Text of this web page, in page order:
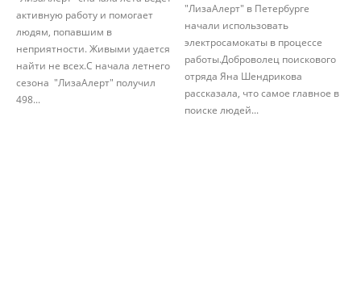
активную работу и помогает
людям, попавшим в
неприятности. Живыми удается
найти не всех.С начала летнего
сезона "ЛизаАлерт" получил
498...
"ЛизаАлерт" в Петербурге
начали использовать
электросамокаты в процессе
работы.Доброволец поискового
отряда Яна Шендрикова
рассказала, что самое главное в
поиске людей...